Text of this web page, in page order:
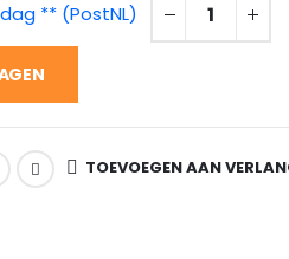
** (PostNL)
TOEVOEGEN AAN